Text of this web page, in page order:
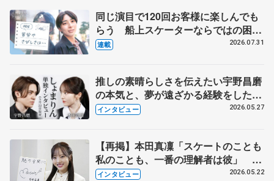
同じ演目で120回お客様に楽しんでも
らう 船上スケーターならではの困難
とは 影響あったPIW前キャプテン松
連載 2026.07.31
推しの素晴らしさを伝えたい宇野昌磨
の本気と、夢が遠ざかる経験をした本
田真凜の覚悟
インタビュー 2026.05.27
【再掲】本田真凜「スケートのことも
私のことも、一番の理解者は彼」 引
退時の単独インタビューで語った競技
インタビュー 2026.05.22